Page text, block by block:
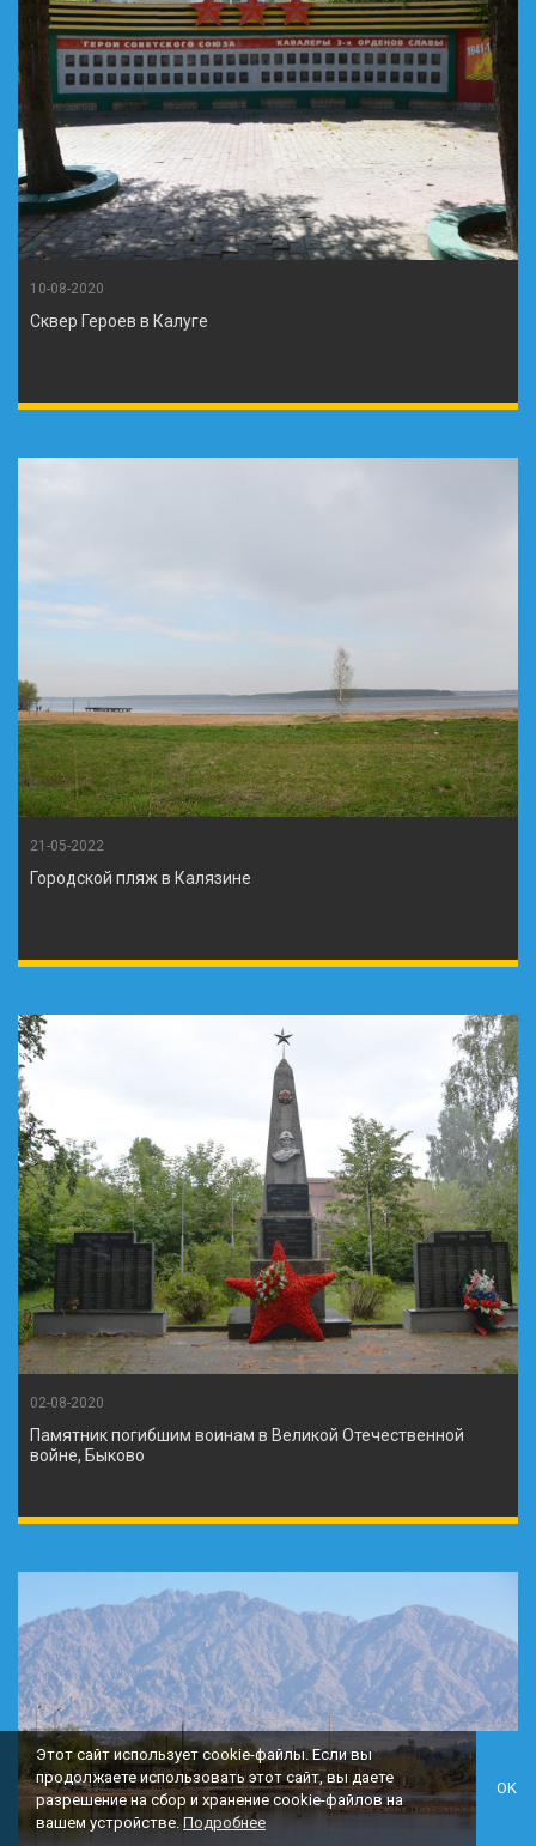
10-08-2020
Сквер Героев в Калуге
21-05-2022
Городской пляж в Калязине
02-08-2020
Памятник погибшим воинам в Великой Отечественной
войне, Быково
Этот сайт использует cookie-файлы. Если вы
продолжаете использовать этот сайт, вы даете
разрешение на сбор и хранение cookie-файлов на
вашем устройстве. Подробнее
OK